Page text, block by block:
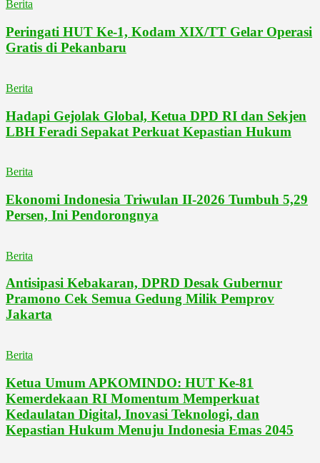
Berita
Peringati HUT Ke-1, Kodam XIX/TT Gelar Operasi
Gratis di Pekanbaru
Berita
Hadapi Gejolak Global, Ketua DPD RI dan Sekjen
LBH Feradi Sepakat Perkuat Kepastian Hukum
Berita
Ekonomi Indonesia Triwulan II-2026 Tumbuh 5,29
Persen, Ini Pendorongnya
Berita
Antisipasi Kebakaran, DPRD Desak Gubernur
Pramono Cek Semua Gedung Milik Pemprov
Jakarta
Berita
Ketua Umum APKOMINDO: HUT Ke-81
Kemerdekaan RI Momentum Memperkuat
Kedaulatan Digital, Inovasi Teknologi, dan
Kepastian Hukum Menuju Indonesia Emas 2045